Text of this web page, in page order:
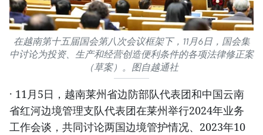
在越南第十五届国会第八次会议框架下，11月6日，国会集
中讨论为投资、生产和经营创造便利条件的各项法律修正案
（草案）。图自越通社
· 11月5日，越南莱州省边防部队代表团和中国云南
省红河边境管理支队代表团在莱州举行2024年业务
工作会谈，共同讨论两国边境管护情况、2023年10